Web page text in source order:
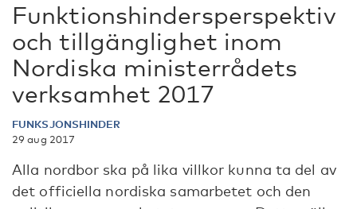
Funktionshindersperspektiv
och tillgänglighet inom
Nordiska ministerrådets
verksamhet 2017
FUNKSJONSHINDER
29 aug 2017
Alla nordbor ska på lika villkor kunna ta del av
det officiella nordiska samarbetet och den